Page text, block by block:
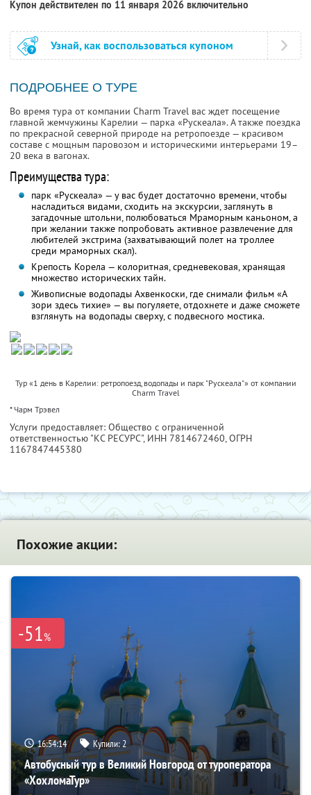
Купон действителен по 11 января 2026 включительно
Узнай, как воспользоваться купоном
ПОДРОБНЕЕ О ТУРЕ
Во время тура от компании Charm Travel вас ждет посещение
главной жемчужины Карелии — парка «Рускеала». А также поездка
по прекрасной северной природе на ретропоезде — красивом
составе с мощным паровозом и историческими интерьерами 19–
20 века в вагонах.
Преимущества тура:
парк «Рускеала» — у вас будет достаточно времени, чтобы
насладиться видами, сходить на экскурсии, заглянуть в
загадочные штольни, полюбоваться Мраморным каньоном, а
при желании также попробовать активное развлечение для
любителей экстрима (захватывающий полет на троллее
среди мраморных скал).
Крепость Корела — колоритная, средневековая, хранящая
множество исторических тайн.
Живописные водопады Ахвенкоски, где снимали фильм «А
зори здесь тихие» — вы погуляете, отдохнете и даже сможете
взглянуть на водопады сверху, с подвесного мостика.
Тур «1 день в Карелии: ретропоезд, водопады и парк "Рускеала"» от компании
Charm Travel
* Чарм Трэвел
Услуги предоставляет: Общество с ограниченной
ответственностью "КС РЕСУРС", ИНН 7814672460, ОГРН
1167847445380
Похожие акции:
-51%
16:54:12 Купили:2
Автобусный тур в Великий Новгород от туроператора
«ХохломаТур»